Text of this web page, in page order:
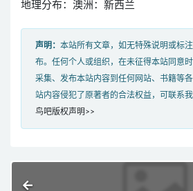
地理分布：澳洲：新西兰
声明： 本站所有文章，如无特殊说明或标
布。任何个人或组织，在未征得本站同意时
采集、发布本站内容到任何网站、书籍等
站内容侵犯了原著者的合法权益，可联系我
鸟吧版权声明>>